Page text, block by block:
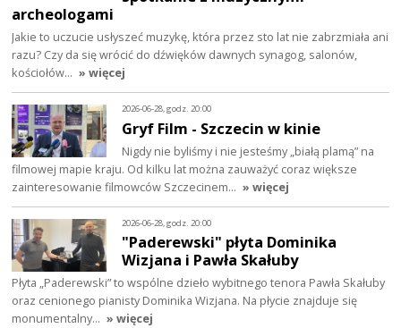
archeologami
Jakie to uczucie usłyszeć muzykę, która przez sto lat nie zabrzmiała ani
razu? Czy da się wrócić do dźwięków dawnych synagog, salonów,
kościołów… » więcej
2026-06-28, godz. 20:00
Gryf Film - Szczecin w kinie
Nigdy nie byliśmy i nie jesteśmy „białą plamą” na
filmowej mapie kraju. Od kilku lat można zauważyć coraz większe
zainteresowanie filmowców Szczecinem… » więcej
2026-06-28, godz. 20:00
"Paderewski" płyta Dominika
Wizjana i Pawła Skałuby
Płyta „Paderewski” to wspólne dzieło wybitnego tenora Pawła Skałuby
oraz cenionego pianisty Dominika Wizjana. Na płycie znajduje się
monumentalny… » więcej